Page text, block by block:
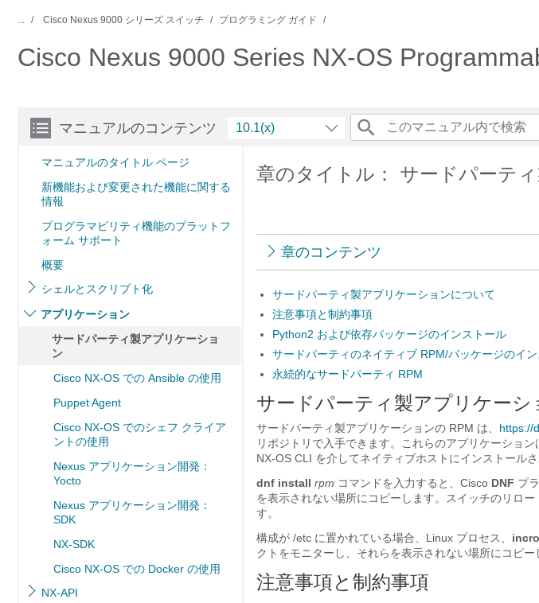
... Cisco Nexus 9000 シリーズ スイッチ プログラミング ガイド
Cisco Nexus 9000 Series NX-OS
マニュアルのコンテンツ
マニュアルのタイトル ページ
新機能および変更された機能に関する
情報
プログラマビリティ機能のプラットフ
ォーム サポート
概要
シェルとスクリプト化
アプリケーション
サードパーティ製アプリケーショ
ン
Cisco NX-OS での Ansible の使用
Puppet Agent
Cisco NX-OS でのシェフ クライア
ントの使用
Nexus アプリケーション開発：
Yocto
Nexus アプリケーション開発：
SDK
NX-SDK
Cisco NX-OS での Docker の使用
NX-API
10.1(x)
章のタイトル： サードパーテ
章のコンテンツ
サードパーティ製アプリケーションについて
注意事項と制約事項
Python2 および依存パッケージのインストール
サードパーティのネイティブ RPM/パッケージのイ
永続的なサードパーティ RPM
サードパーティ製アプリケーシ
サードパーティ製アプリケーションの RPM は、 https://
リポジトリで入手できます。これらのアプリケーショ
NX-OS CLI を介してネイティブホストにインストールさ
dnf install rpm コマンドを入力すると、Cisco DNF プ
を表示されない場所にコピーします。スイッチのリロ
す。
構成が /etc に置かれている場合、Linux プロセス、
クトをモニターし、それらを表示されない場所にコピー
注意事項と制約事項